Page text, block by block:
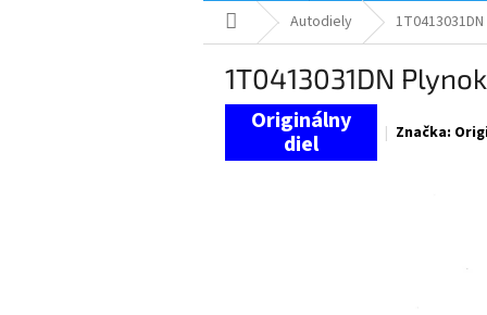
DomovAutodiely
1T0413031DN
Značka: